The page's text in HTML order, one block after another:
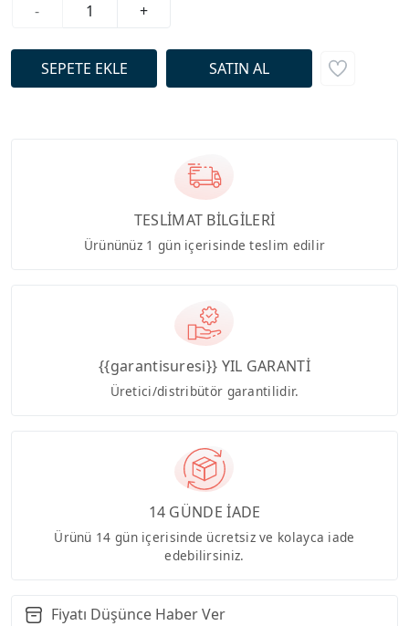
-
+
TESLİMAT BİLGİLERİ
Ürününüz 1 gün içerisinde teslim edilir
{{garantisuresi}} YIL GARANTİ
Üretici/distribütör garantilidir.
14 GÜNDE İADE
Ürünü 14 gün içerisinde ücretsiz ve kolayca iade
edebilirsiniz.
Fiyatı Düşünce Haber Ver